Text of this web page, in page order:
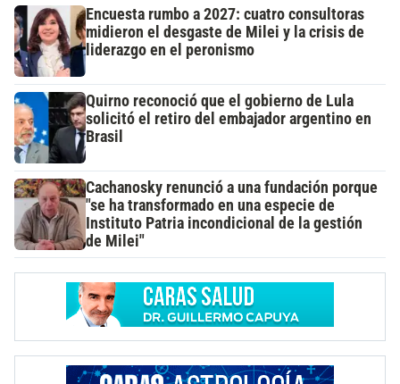
Encuesta rumbo a 2027: cuatro consultoras
midieron el desgaste de Milei y la crisis de
liderazgo en el peronismo
Quirno reconoció que el gobierno de Lula
solicitó el retiro del embajador argentino en
Brasil
Cachanosky renunció a una fundación porque
"se ha transformado en una especie de
Instituto Patria incondicional de la gestión
de Milei"